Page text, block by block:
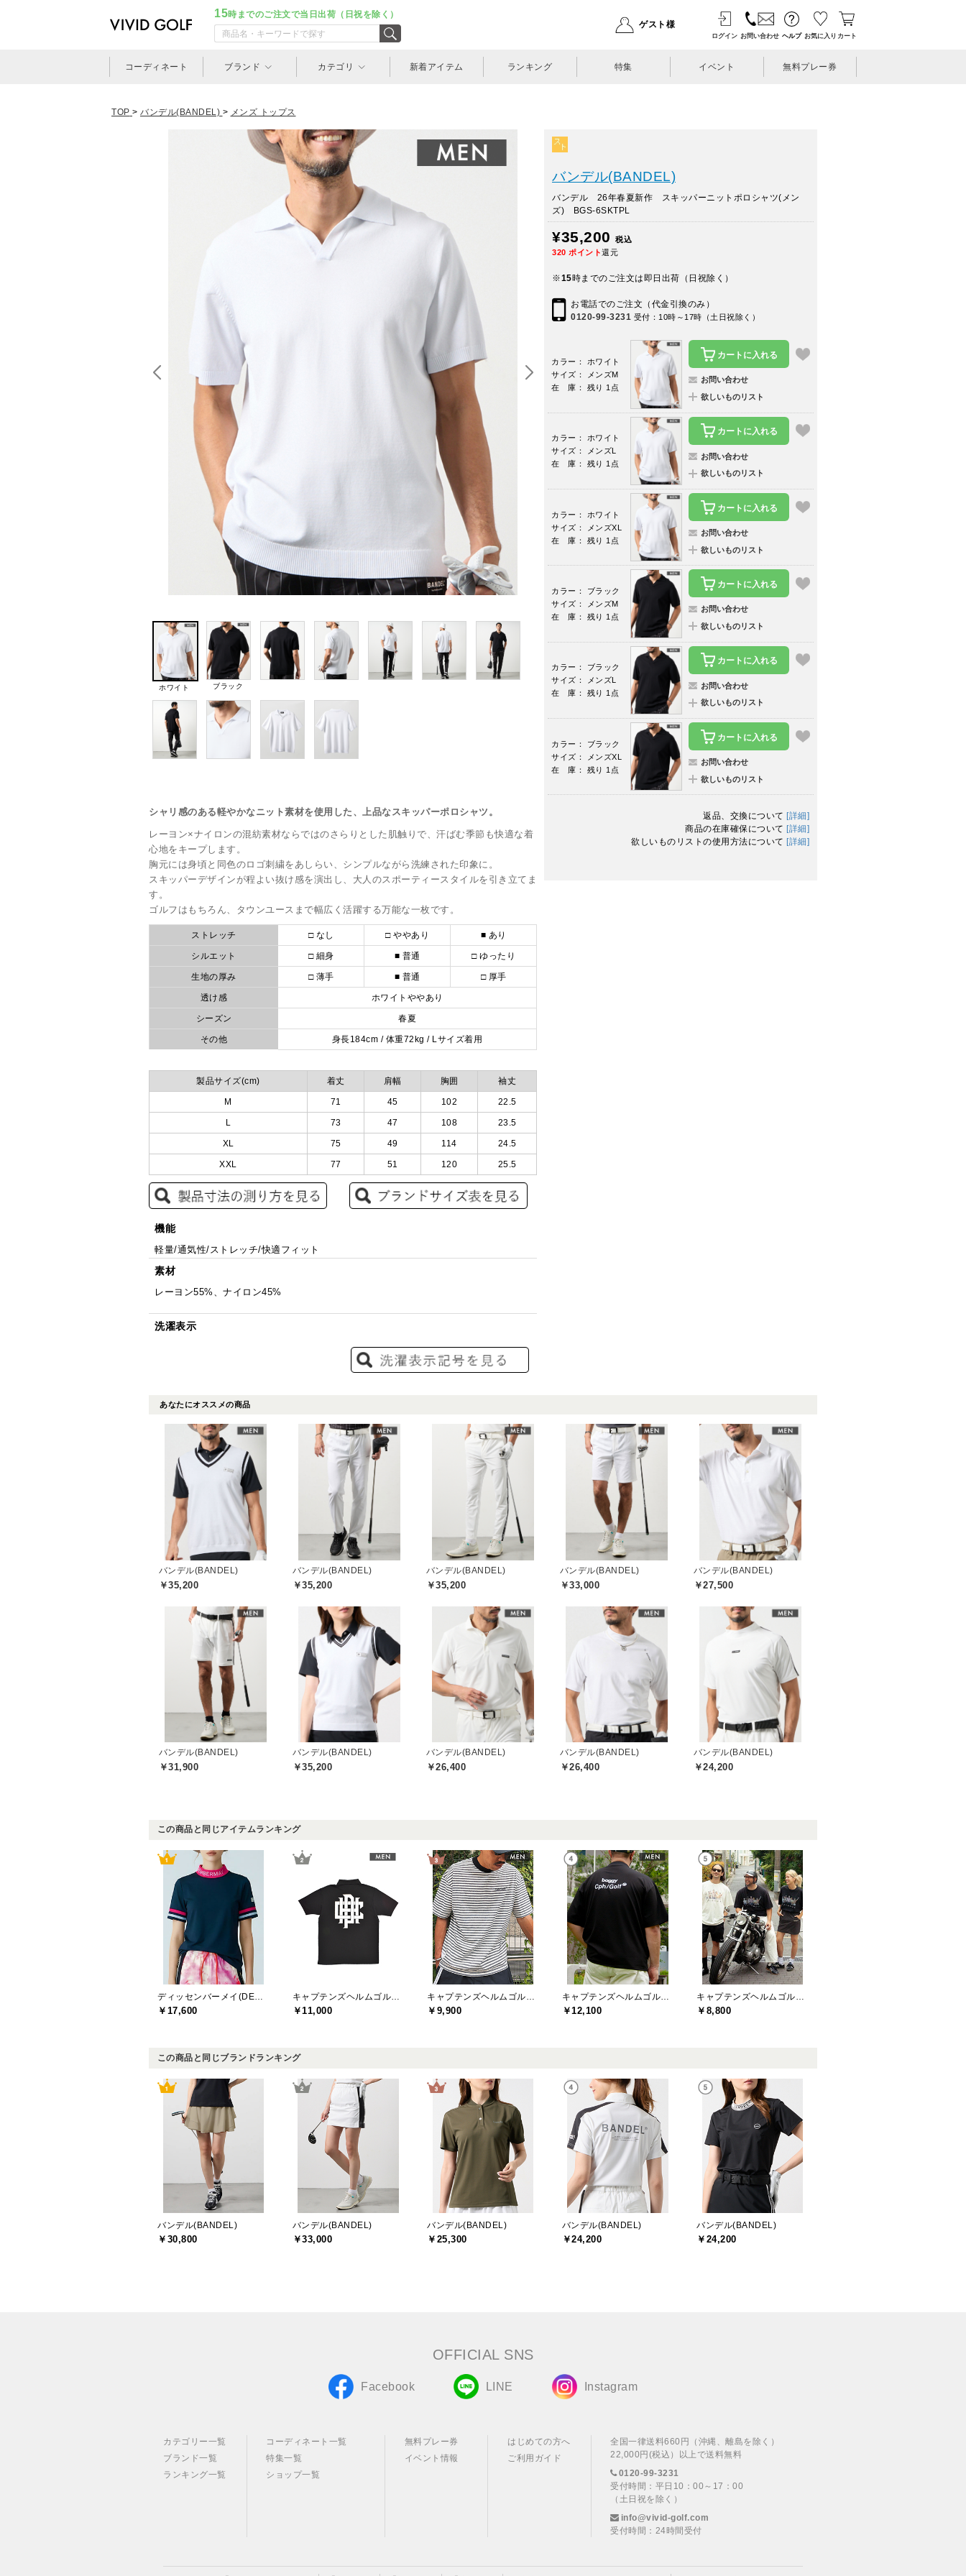
15時までのご注文で当日出荷（日祝を除く）
ゲスト様
ログイン お問い合わせ ヘルプ お気に入り カート
コーディネート ブランド カテゴリ 新着アイテム ランキング 特集 イベント 無料プレー券
TOP > バンデル(BANDEL) > メンズ トップス
ホワイト ブラック
シャリ感のある軽やかなニット素材を使用した、上品なスキッパーポロシャツ。
レーヨン×ナイロンの混紡素材ならではのさらりとした肌触りで、汗ばむ季節も快適な着
心地をキープします。
胸元には身頃と同色のロゴ刺繍をあしらい、シンプルながら洗練された印象に。
スキッパーデザインが程よい抜け感を演出し、大人のスポーティースタイルを引き立てま
す。
ゴルフはもちろん、タウンユースまで幅広く活躍する万能な一枚です。
ストレッチ □ なし □ ややあり ■ あり
シルエット □ 細身 ■ 普通 □ ゆったり
生地の厚み □ 薄手 ■ 普通 □ 厚手
透け感 ホワイトややあり
シーズン 春夏
その他 身長184cm / 体重72kg / Lサイズ着用
製品サイズ(cm) 着丈 肩幅 胸囲 袖丈
M 71 45 102 22.5
L 73 47 108 23.5
XL 75 49 114 24.5
XXL 77 51 120 25.5
機能
軽量/通気性/ストレッチ/快適フィット
素材
レーヨン55%、ナイロン45%
洗濯表示
バンデル(BANDEL)
バンデル 26年春夏新作 スキッパーニットポロシャツ(メン
ズ) BGS-6SKTPL
¥35,200
税込
320 ポイント還元
※15時までのご注文は即日出荷（日祝除く）
お電話でのご注文（代金引換のみ）
0120-99-3231 受付：10時～17時（土日祝除く）
カラー： ホワイト
サイズ： メンズM
在 庫： 残り 1点
カートに入れる
お問い合わせ
欲しいものリスト
カラー： ホワイト
サイズ： メンズL
在 庫： 残り 1点
カートに入れる
お問い合わせ
欲しいものリスト
カラー： ホワイト
サイズ： メンズXL
在 庫： 残り 1点
カートに入れる
お問い合わせ
欲しいものリスト
カラー： ブラック
サイズ： メンズM
在 庫： 残り 1点
カートに入れる
お問い合わせ
欲しいものリスト
カラー： ブラック
サイズ： メンズL
在 庫： 残り 1点
カートに入れる
お問い合わせ
欲しいものリスト
カラー： ブラック
サイズ： メンズXL
在 庫： 残り 1点
カートに入れる
お問い合わせ
欲しいものリスト
返品、交換について [詳細]
商品の在庫確保について [詳細]
欲しいものリストの使用方法について [詳細]
あなたにオススメの商品
バンデル(BANDEL)
￥35,200
バンデル(BANDEL)
￥35,200
バンデル(BANDEL)
￥35,200
バンデル(BANDEL)
￥33,000
バンデル(BANDEL)
￥27,500
バンデル(BANDEL)
￥31,900
バンデル(BANDEL)
￥35,200
バンデル(BANDEL)
￥26,400
バンデル(BANDEL)
￥26,400
バンデル(BANDEL)
￥24,200
この商品と同じアイテムランキング
￥17,600 ￥11,000 ￥9,900 ￥12,100 ￥8,800
この商品と同じブランドランキング
バンデル(BANDEL)
￥30,800
バンデル(BANDEL)
￥33,000
バンデル(BANDEL)
￥25,300
バンデル(BANDEL)
￥24,200
バンデル(BANDEL)
￥24,200
OFFICIAL SNS
Facebook LINE Instagram
カテゴリー一覧
ブランド一覧
ランキング一覧
コーディネート一覧
特集一覧
ショップ一覧
無料プレー券
イベント情報
はじめての方へ
ご利用ガイド
全国一律送料660円（沖縄、離島を除く）
22,000円(税込）以上で送料無料
0120-99-3231
受付時間：平日10：00～17：00
（土日祝を除く）
info@vivid-golf.com
受付時間：24時間受付